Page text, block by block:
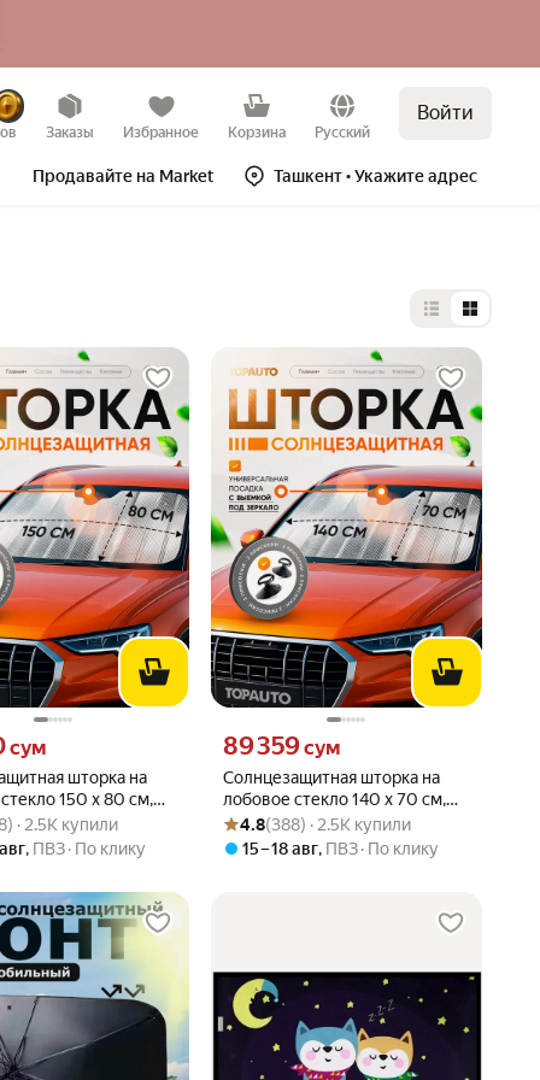
Заказы Избранное Корзина Русский
Войти
Продавайте на Market Ташкент• Укажите адрес
Выбор типа
шторка на
150 х 80 см,
экран от солнца для
сум вместо
сум
4.8 из 5
· 2.5K купили
· 2.5K купили
, ПВЗ По клику
Солнцезащитная шторка на
лобовое стекло 140 х 70 см,
TOPAUTO, экран от солнца для
автомобиля
Цена 89359 сум вместо
89 359сум
Рейтинг товара: 4.8 из 5
Оценок: (388) · 2.5K купили
4.8(388) · 2.5K купили
15 – 18 авг, ПВЗ По клику